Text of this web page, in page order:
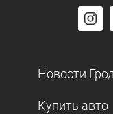
Новости
Купить авто